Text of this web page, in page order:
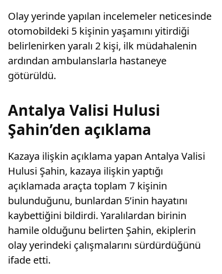
Olay yerinde yapılan incelemeler neticesinde
otomobildeki 5 kişinin yaşamını yitirdiği
belirlenirken yaralı 2 kişi, ilk müdahalenin
ardından ambulanslarla hastaneye
götürüldü.
Antalya Valisi Hulusi
Şahin’den açıklama
Kazaya ilişkin açıklama yapan Antalya Valisi
Hulusi Şahin, kazaya ilişkin yaptığı
açıklamada araçta toplam 7 kişinin
bulunduğunu, bunlardan 5’inin hayatını
kaybettiğini bildirdi. Yaralılardan birinin
hamile olduğunu belirten Şahin, ekiplerin
olay yerindeki çalışmalarını sürdürdüğünü
ifade etti.